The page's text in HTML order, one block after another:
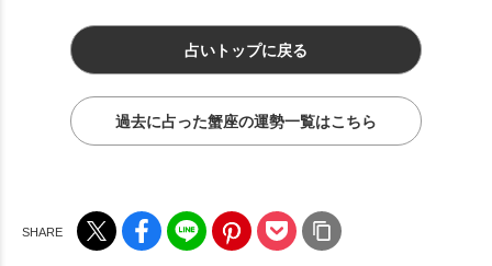
占いトップに戻る
過去に占った蟹座の運勢一覧はこちら